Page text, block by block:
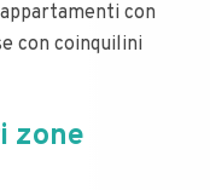
con
con coinquilini
zone